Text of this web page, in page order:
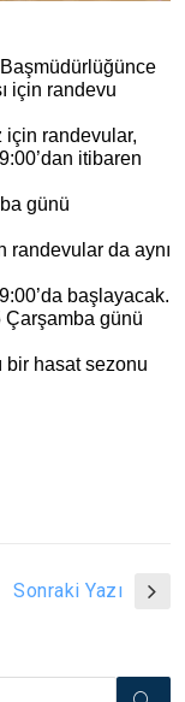
için randevu
için randevular,
itibaren
günü
randevular da aynı
başlayacak.
Çarşamba günü
bir hasat sezonu
Sonraki Yazı